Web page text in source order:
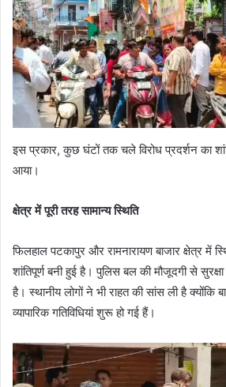
इस प्रकार, कुछ घंटों तक चले विरोध प्रदर्शन का
आया।
क्षेत्र में पूरी तरह सामान्य स्थिति
फिलहाल पटकापुर और रामनारायण बाजार क्षेत्र में
शांतिपूर्ण बनी हुई है। पुलिस बल की मौजूदगी से
है। स्थानीय लोगों ने भी राहत की सांस ली है क्योंकि
व्यापारिक गतिविधियां शुरू हो गई हैं।